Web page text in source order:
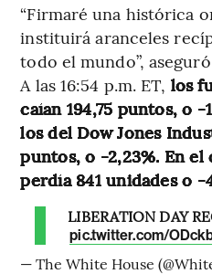
“Firmaré una histórica
instituirá aranceles
todo el mundo”,
A las 16:54 p.m. ET, los
caían 194,75 puntos, o
los del Dow Jones
puntos, o -2,23%. En el
perdía 841 unidades o -
LIBERATION DAY
pic.twitter.com/
— The White House